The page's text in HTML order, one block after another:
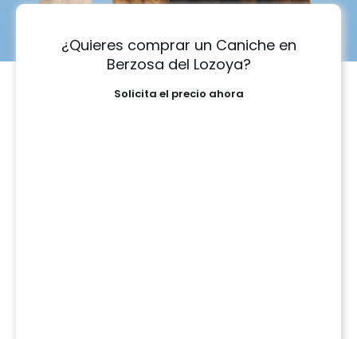
¿Quieres comprar un Caniche en
Berzosa del Lozoya?
Solicita el precio ahora